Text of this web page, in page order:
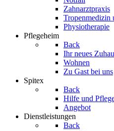
Zahnarztpraxis
Tropenmedizin
Physiotherapie
Pflegeheim
Back
Ihr neues
Wohnen
Zu Gast bei uns
Spitex
Back
Hilfe und
Angebot
Dienstleistungen
Back